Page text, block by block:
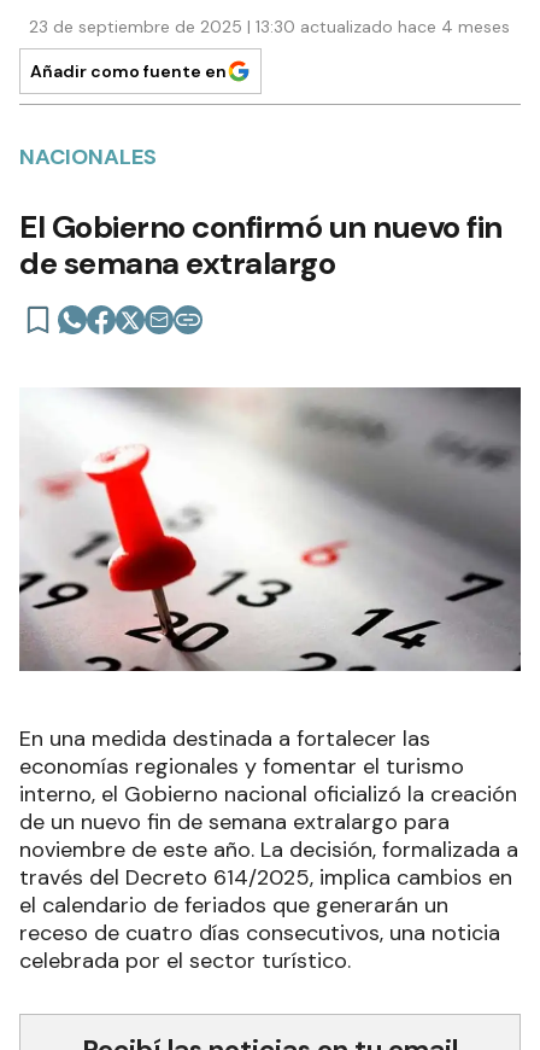
23 de septiembre de 2025 | 13:30 actualizado hace 4 meses
Añadir como fuente en
NACIONALES
El Gobierno confirmó un nuevo fin
de semana extralargo
En una medida destinada a fortalecer las
economías regionales y fomentar el turismo
interno, el Gobierno nacional oficializó la creación
de un nuevo fin de semana extralargo para
noviembre de este año. La decisión, formalizada a
través del Decreto 614/2025, implica cambios en
el calendario de feriados que generarán un
receso de cuatro días consecutivos, una noticia
celebrada por el sector turístico.